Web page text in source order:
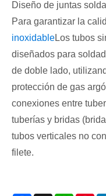
Diseño de juntas
Para garantizar la
inoxidableLos tubos
diseñados para
de doble lado,
protección de gas
conexiones entre
tuberías y bridas
tubos verticales no
filete.